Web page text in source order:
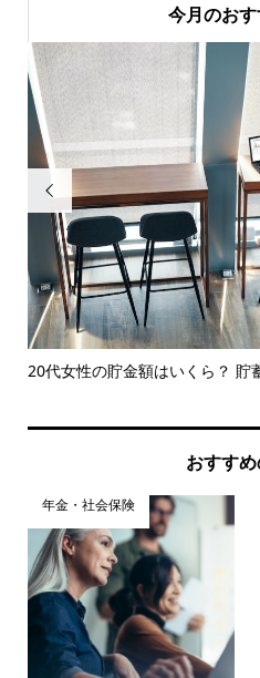
今月のお

20代女性の貯金額はいくら？ 貯
おすす
年金・社会保険